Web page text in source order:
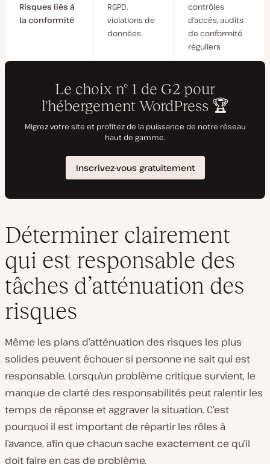
Risques liés à
la conformité
RGPD,
violations de
données
contrôles
d’accès, audits
de conformité
réguliers
Déterminer clairement
qui est responsable des
tâches d’atténuation des
risques
Même les plans d’atténuation des risques les plus
solides peuvent échouer si personne ne sait qui est
responsable. Lorsqu’un problème critique survient, le
manque de clarté des responsabilités peut ralentir les
temps de réponse et aggraver la situation. C’est
pourquoi il est important de répartir les rôles à
l’avance, afin que chacun sache exactement ce qu’il
doit faire en cas de problème.